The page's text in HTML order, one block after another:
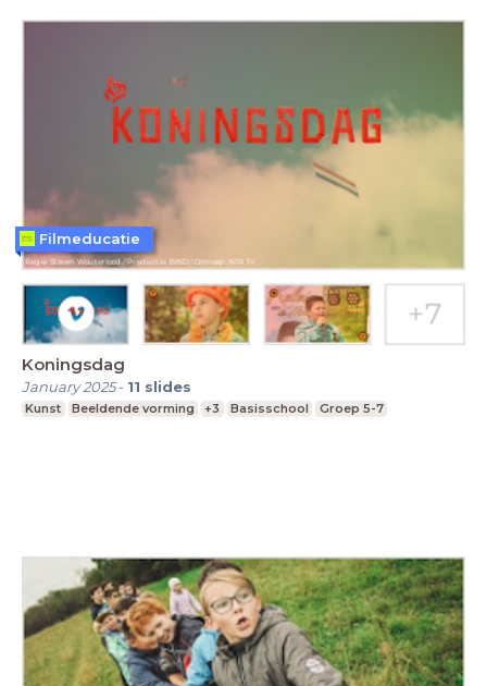
Koningsdag
January 2025- 11 slides
Kunst Beeldende vorming +3 Basisschool Groep 5-7
Filmeducatie